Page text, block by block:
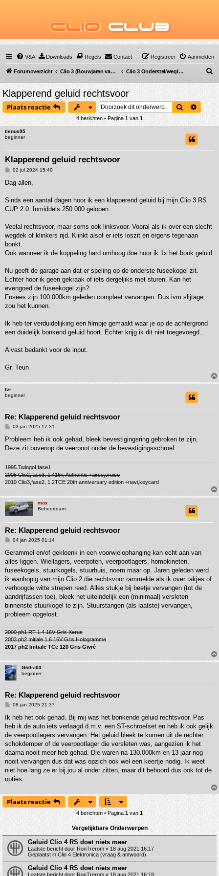
Clio Club
V&A Downloads Regels Contact Aanmelden
Registreer
Forumoverzicht Clio 3 (Bouwjaren van 2005 tot 2012) Clio 3 Onderstel/wegligging (vraag & antwoord)
o
Klapperend geluid rechtsvoor
Plaats reactie Zoek
4 berichten • Pagina 1 van 1
tienus95
beginner
Klapperend geluid rechtsvoor
B
r
h
02 jul 2024 15:40
Dag allen,
Sinds een aantal dagen hoor ik een klapperend geluid bij mijn Clio 3 RS
CUP 2.0. Inmiddels 250.000 gelopen.
Veelal rechtsvoor, maar soms ook linksvoor. Vooral als ik over een slecht
wegdek of klinkers rijd. Klinkt alsof er iets loszit en ergens tegenaan
bonkt.
Ook wanneer ik de koppeling hard omhoog doe hoor ik 1x het bonk geluid.
Nu geeft de garage aan dat er speling op de onderste fuseekogel zit.
Echter hoor ik geen gekraak of iets dergeljiks met sturen. Kan het
evengoed de fuseekogel zijn?
Fusees zijn 100.000km geleden compleet vervangen. Dus ivm slijtage
zou het kunnen.
Ik heb ter verduidelijking een filmpje gemaakt waar je op de achtergrond
een duidelijk bonkend geluid hoort. Echter krijg ik dit niet toegevoegd..
Alvast bedankt voor de input.
Gr. Teun
tvr
beginner
Re: Klapperend geluid rechtsvoor
B
r
c
03 jan 2025 17:31
Probleem heb ik ook gehad, bleek bevestigingsring gebroken te zijn,
Deze zit bovenop de veerpoot onder de bevestigingsschroef.
1995 TwingoI,fase1
2005 Clio2,fase3, 1.416v, Authentic +airco,cruise
2010 Clio3,fase2, 1.2TCE 20th anniversary edition +navi,keycard
mox
Beheerteam
Re: Klapperend geluid rechtsvoor
B
r
c
h
04 jan 2025 01:14
Gerammel en/of gekloenk in een voorwielophanging kan echt aan van
alles liggen. Wiellagers, veerpoten, veerpootlagers, homokineten,
fuseekogels, stuurkogels, stuurhuis, noem maar op. Jaren geleden werd
ik wanhopig van mijn Clio 2 die rechtsvoor rammelde als ik over takjes of
verhoogde witte strepen reed. Alles stukje bij beetje vervangen (tot de
aandrijfassen toe), bleek het uiteindelijk een (minimaal) versleten
binnenste stuurkogel te zijn. Stuurstangen (als laatste) vervangen,
probleem opgelost.
2000 ph1 RT 1.4 16V Gris Xerus
2003 ph2 Initiale 1.6 16V Gris Hologramme
2017 ph2 Initiale TCe 120 Gris Givré
Gh0st03
beginner
Re: Klapperend geluid rechtsvoor
B
c
h
08 jan 2025 21:37
Ik heb het ook gehad. Bij mij was het bonkende geluid rechtsvoor. Pas
heb ik de auto iets verlaagd d.m.v. een ST-schroefset en heb ik ook gelijk
de veerpootlagers vervangen. Het geluid bleek te komen uit de rechter
schokdemper of de veerpootlager die versleten was, aangezien ik het
daarna nooit meer heb gehad. Die waren na 130.000km en 13 jaar nog
nooit vervangen dus dat was opzich ook wel een keertje nodig. Ik weet
niet hoe lang ze er bij jou al onder zitten, maar dit behoord dus ook tot de
opties.
Plaats reactie
4 berichten • Pagina 1 van 1
Vergelijkbare Onderwerpen
Geluid Clio 4 RS doet niets meer
Laatste bericht door RonTrerom « 18 aug 2021 16:17
Geplaatst in Clio 4 Elektronica (vraag & antwoord)
Geluid Clio 4 RS doet niets meer
Laatste bericht door RonTrerom « 18 aug 2021 16:18